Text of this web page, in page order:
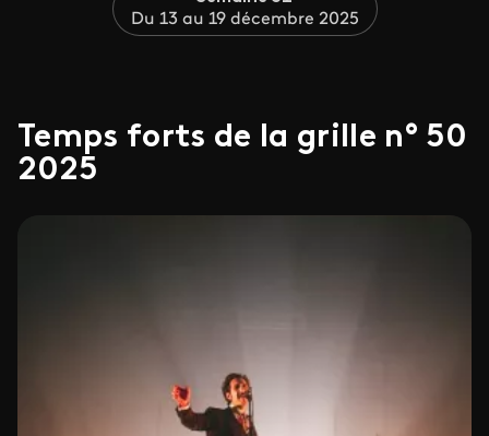
Du 13 au 19 décembre 2025
Temps forts de la grille n° 50
2025